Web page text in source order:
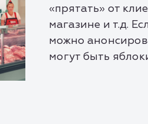
«прятать» от
магазине и т.д.
можно
могут быть